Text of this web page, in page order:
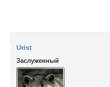
Urist
Заслуженный